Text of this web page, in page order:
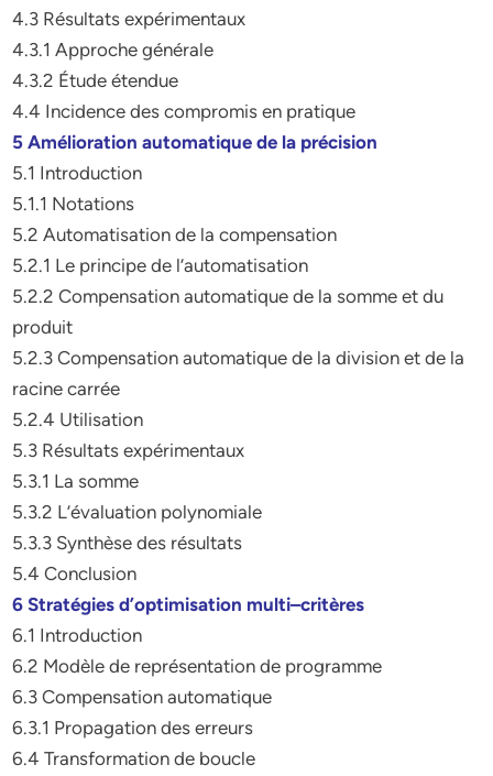
4.3 Résultats expérimentaux
4.3.1 Approche générale
4.3.2 Étude étendue
4.4 Incidence des compromis en pratique
5 Amélioration automatique de la précision
5.1 Introduction
5.1.1 Notations
5.2 Automatisation de la compensation
5.2.1 Le principe de l’automatisation
5.2.2 Compensation automatique de la somme et du
produit
5.2.3 Compensation automatique de la division et de la
racine carrée
5.2.4 Utilisation
5.3 Résultats expérimentaux
5.3.1 La somme
5.3.2 L’évaluation polynomiale
5.3.3 Synthèse des résultats
5.4 Conclusion
6 Stratégies d’optimisation multi–critères
6.1 Introduction
6.2 Modèle de représentation de programme
6.3 Compensation automatique
6.3.1 Propagation des erreurs
6.4 Transformation de boucle